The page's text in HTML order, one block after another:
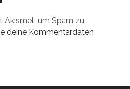
Akismet, um Spam zu
deine Kommentardaten